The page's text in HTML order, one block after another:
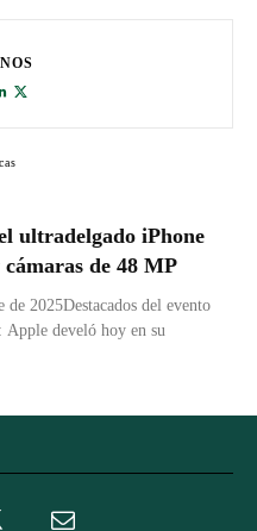
ultradelgado iPhone
de 48 MP
2025Destacados del evento
develó hoy en su